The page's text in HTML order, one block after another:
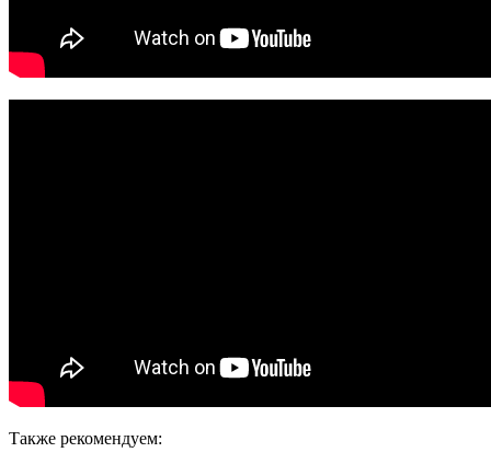
Также рекомендуем: